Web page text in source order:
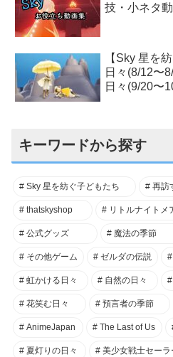
技・小ネタ
【Sky 星を
日々(8/12〜
日々(9/20〜
キーワードから探す
Sky 星を紡ぐ子どもたち 再訪
thatskyshop リトルナイトメ
公式グッズ 魔法の季節
その他ゲーム ゼルダの伝説
虹かける日々 自然の日々
花笑む日々 預言者の季節
AnimeJapan The Last of Us
夏灯りの日々 美少女戦士セーラ